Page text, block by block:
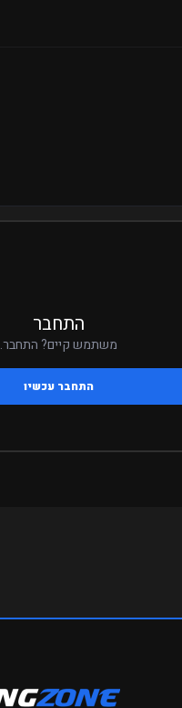
התחבר
משתמש קיים? התחבר.
התחבר עכשיו